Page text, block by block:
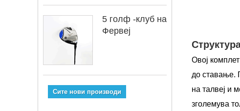
5 голф -клуб на
Фервеј
Сите нови производи
Овој
до ставање.
на талвеј и
зголемува